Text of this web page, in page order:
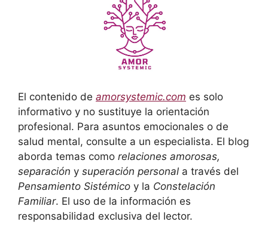
El contenido de amorsystemic.com es solo
informativo y no sustituye la orientación
profesional. Para asuntos emocionales o de
salud mental, consulte a un especialista. El blog
aborda temas como relaciones amorosas,
separación y superación personal a través del
Pensamiento Sistémico y la Constelación
Familiar. El uso de la información es
responsabilidad exclusiva del lector.